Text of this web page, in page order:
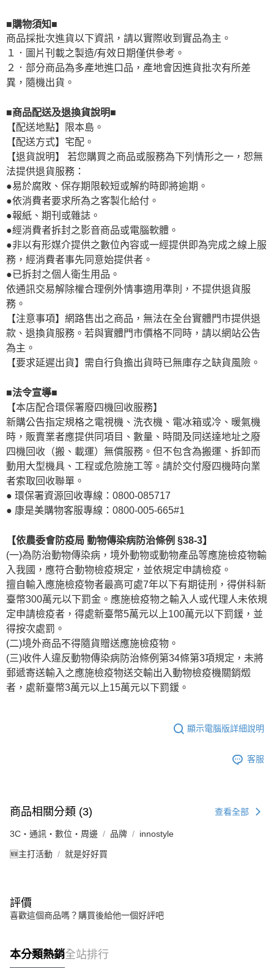
■購物須知■
商品採批次進貨以下資訊，請以實際收到實品為主。
１．圖片刊載之製造/有效日期僅供參考。
２．部分商品為多產地進口品，產地會因進貨批次有所差
異，隨機出貨。
■商品配送及退換貨說明■
【配送地點】限本島。
【配送方式】宅配。
【退貨說明】 若您購買之商品或服務為下列情形之一，恕無
法提供退貨服務：
●易於腐敗、保存期限較短或解約時即將逾期。
●依消費者要求所為之客製化給付。
●報紙、期刊或雜誌。
●經消費者拆封之影音商品或電腦軟體。
●非以有形媒介提供之數位內容或一經提供即為完成之線上服
務，經消費者事先同意始提供者。
●已拆封之個人衛生用品。
依通訊交易解除權合理例外情事適用準則，不提供退貨服
務。
【注意事項】網路售出之商品，無法在全台實體門市提供退
款、退換貨服務。若與實體門市價格不同時，請以網站公告
為主。
【要求延遲出貨】需自行負擔出貨時已無庫存之缺貨風險。
■法令宣導■
【本店配合環保署廢四機回收服務】
新購公告指定規格之電視機、洗衣機、電冰箱或冷、暖氣機
時，販賣業者應提供同項目、數量、時間及同送達地址之廢
四機回收（搬、載運）無償服務。但不包含為搬運、拆卸而
動用大型機具、工程或危險施工等。請於交付廢四機時向業
者索取回收聯單。
● 環保署資源回收專線：0800-085717
● 康是美購物客服專線：0800-005-665#1
【依農委會防疫局 動物傳染病防治條例 §38-3】
(一)為防治動物傳染病，境外動物或動物產品等應施檢疫物輸
入我國，應符合動物檢疫規定，並依規定申請檢疫。
擅自輸入應施檢疫物者最高可處7年以下有期徒刑，得併科新
臺幣300萬元以下罰金。應施檢疫物之輸入人或代理人未依規
定申請檢疫者，得處新臺幣5萬元以上100萬元以下罰鍰，並
得按次處罰。
(二)境外商品不得隨貨贈送應施檢疫物。
(三)收件人違反動物傳染病防治條例第34條第3項規定，未將
郵遞寄送輸入之應施檢疫物送交輸出入動物檢疫機關銷燬
者，處新臺幣3萬元以上15萬元以下罰鍰。
顯示電腦版詳細說明
客服
商品相關分類 (3) 查看全部
3C・通訊・數位・周邊 品牌 innostyle
🆕主打活動 就是好好買
評價
喜歡這個商品嗎？購買後給他一個好評吧
本分類熱銷全站排行